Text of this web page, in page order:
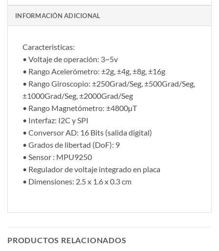
INFORMACIÓN ADICIONAL
Caracteristicas:
• Voltaje de operación: 3~5v
• Rango Acelerómetro: ±2g, ±4g, ±8g, ±16g
• Rango Giroscopio: ±250Grad/Seg, ±500Grad/Seg,
±1000Grad/Seg, ±2000Grad/Seg
• Rango Magnetómetro: ±4800µT
• Interfaz: I2C y SPI
• Conversor AD: 16 Bits (salida digital)
• Grados de libertad (DoF): 9
• Sensor : MPU9250
• Regulador de voltaje integrado en placa
• Dimensiones: 2.5 x 1.6 x 0.3 cm
PRODUCTOS RELACIONADOS